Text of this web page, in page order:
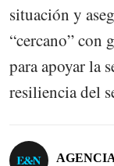
situación y
“cercano” con
para apoyar la
resiliencia del